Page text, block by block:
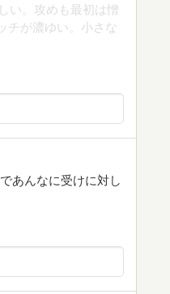
い。攻めも最初は憎
チが濃ゆい。小さな
あんなに受けに対し